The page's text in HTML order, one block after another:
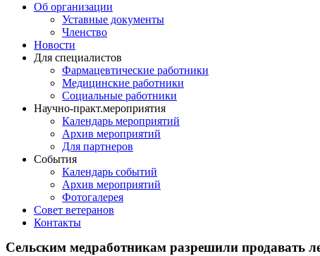
Об организации
Уставные документы
Членство
Новости
Для специалистов
Фармацевтические работники
Медицинские работники
Социальные работники
Научно-практ.мероприятия
Календарь мероприятий
Архив мероприятий
Для партнеров
События
Календарь событий
Архив мероприятий
Фотогалерея
Совет ветеранов
Контакты
Сельским медработникам разрешили продавать